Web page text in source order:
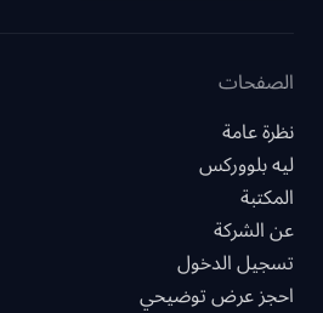
الصفحات
نظرة عامة
ليه بلووركس
المكتبة
عن الشركة
تسجيل الدخول
احجز عرض توضيحي